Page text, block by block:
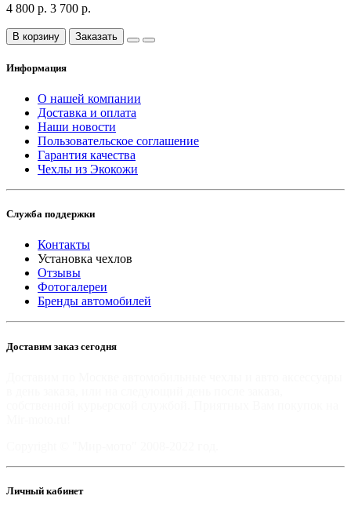
4 800 р. 3 700 р.
В корзину Заказать
Информация
О нашей компании
Доставка и оплата
Наши новости
Пользовательское соглашение
Гарантия качества
Чехлы из Экокожи
Служба поддержки
Контакты
Установка чехлов
Отзывы
Фотогалереи
Бренды автомобилей
Доставим заказ сегодня
Личный кабинет